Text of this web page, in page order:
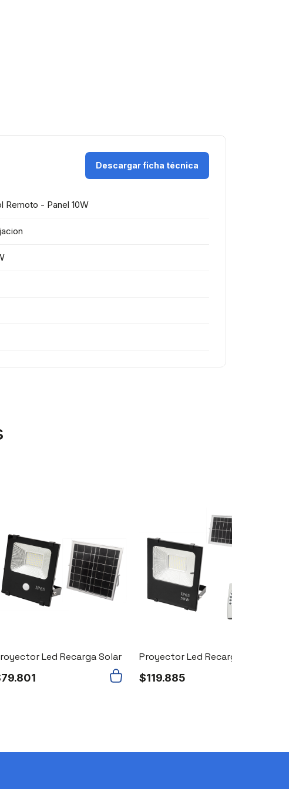
Descargar ficha técnica
Remoto - Panel 10W
Led Recarga Solar
79.801
Proyector Led Recarga Solar
$119.885